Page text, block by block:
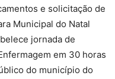
e solicitação de
Municipal do Natal
jornada de
em 30 horas
do município do